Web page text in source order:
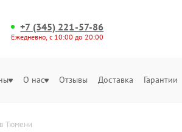
+7 (345) 221-57-86
Ежедневно, с 10:00 до 20:00
О нас Отзывы Доставка Гарантии
Тюмени